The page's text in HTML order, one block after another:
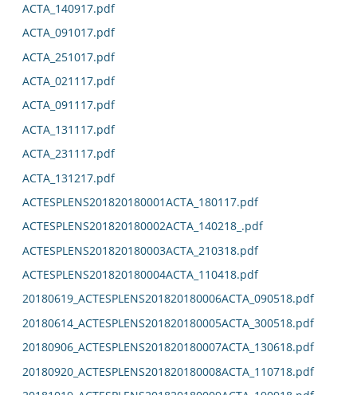
ACTA_140917.pdf
ACTA_091017.pdf
ACTA_251017.pdf
ACTA_021117.pdf
ACTA_091117.pdf
ACTA_131117.pdf
ACTA_231117.pdf
ACTA_131217.pdf
ACTESPLENS201820180001ACTA_180117.pdf
ACTESPLENS201820180002ACTA_140218_.pdf
ACTESPLENS201820180003ACTA_210318.pdf
ACTESPLENS201820180004ACTA_110418.pdf
20180619_ACTESPLENS201820180006ACTA_090518.pdf
20180614_ACTESPLENS201820180005ACTA_300518.pdf
20180906_ACTESPLENS201820180007ACTA_130618.pdf
20180920_ACTESPLENS201820180008ACTA_110718.pdf